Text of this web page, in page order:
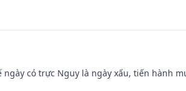
có trực Nguy là ngày xấu, tiến hành